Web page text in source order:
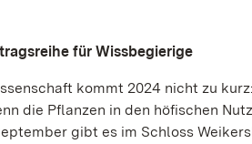
für Wissbegierige
kommt 2024 nicht zu
die Pflanzen in den höfischen
gibt es im Schloss